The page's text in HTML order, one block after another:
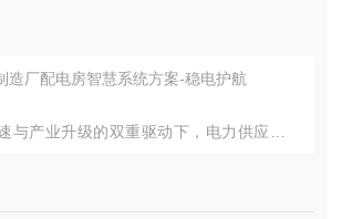
造厂配电房智慧系统方案-稳电护航
与产业升级的双重驱动下，电力供应系统
从轨道交通网络到商务办公集群，构建具